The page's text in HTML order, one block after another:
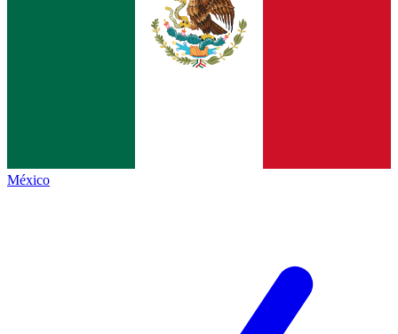
México